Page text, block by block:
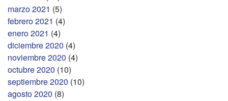
marzo 2021 (5)
febrero 2021 (4)
enero 2021 (4)
diciembre 2020 (4)
noviembre 2020 (4)
octubre 2020 (10)
septiembre 2020 (10)
agosto 2020 (8)